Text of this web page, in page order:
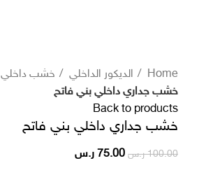
Home
الديكور الداخلي
خشب داخلي
خشب جداري داخلي بني فاتح
Back to products
خشب جداري داخلي بني فاتح
100.00 ر.س 75.00 ر.س